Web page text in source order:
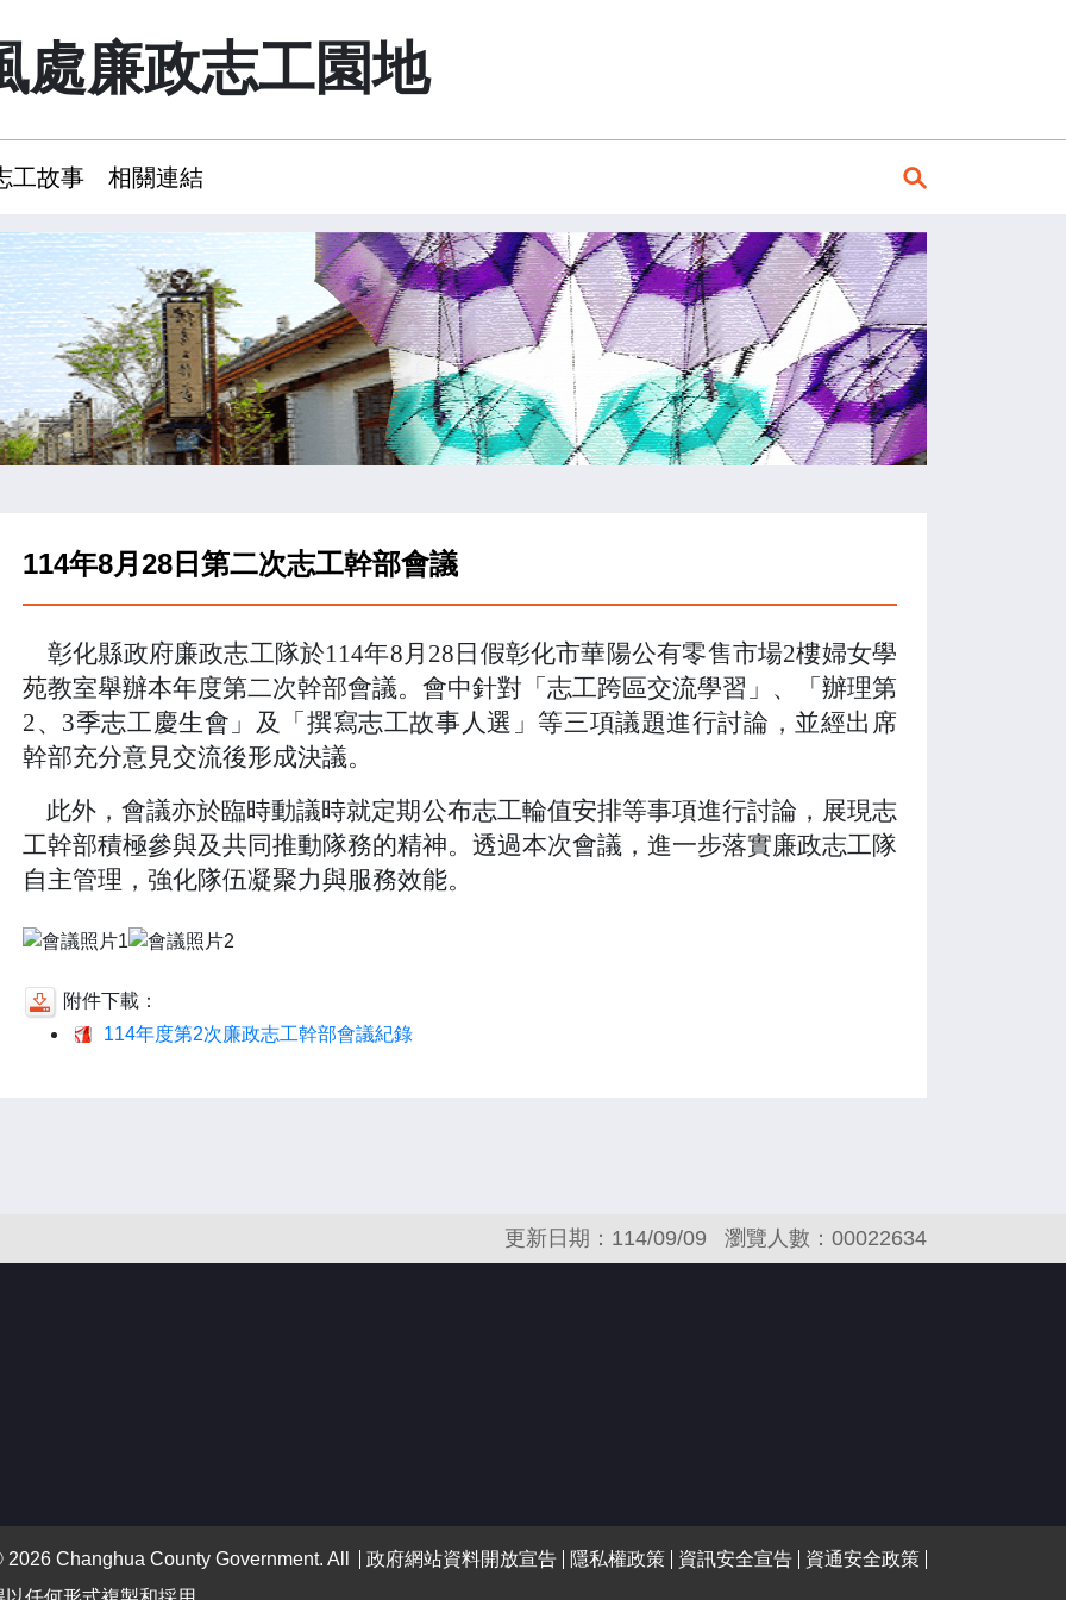
處廉政志工園地
工故事 相關連結
114年8月28日第二次志工幹部會議
彰化縣政府廉政志工隊於114年8月 28 日假彰化市華陽公有零售市場2樓婦女學
苑教室舉辦本年度第二次幹部會議。會中針對「志工跨區交流學習」、「辦理第
2、 3季志工慶生會」及「撰寫志工故事人選」等三項議題進行討論，並經出席
幹部充分意見交流後形成決議。
此外，會議亦於臨時動議時就定期公布志工輪值安排等事項進行討論，展現志
工幹部積極參與及共同推動隊務的精神。透過本次會議，進一步落實廉政志工隊
自主管理，強化隊伍凝聚力與服務效能。
附件下載：
114年度第2次廉政志工幹部會議紀錄
瀏覽人數：00022634
更新日期：114/09/09
Changhua County Government. All
政府網站資料開放宣告 隱私權政策 資訊安全宣告 資通安全政策